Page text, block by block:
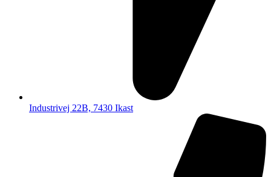
Industrivej 22B, 7430 Ikast